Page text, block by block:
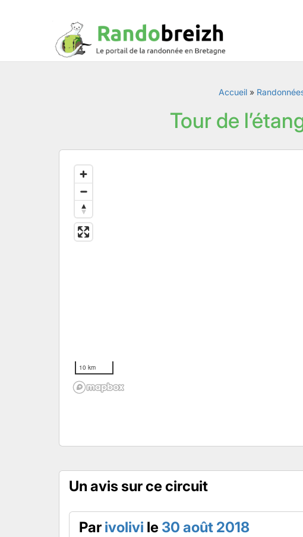
Accueil »
Tour de
10 km
Un avis sur ce circuit
Par ivolivi le 30 août 2018